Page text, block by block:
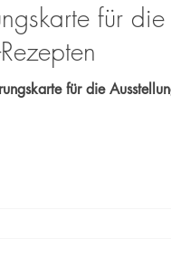
für die
für die